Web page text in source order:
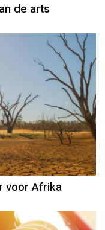
de arts
voor Afrika